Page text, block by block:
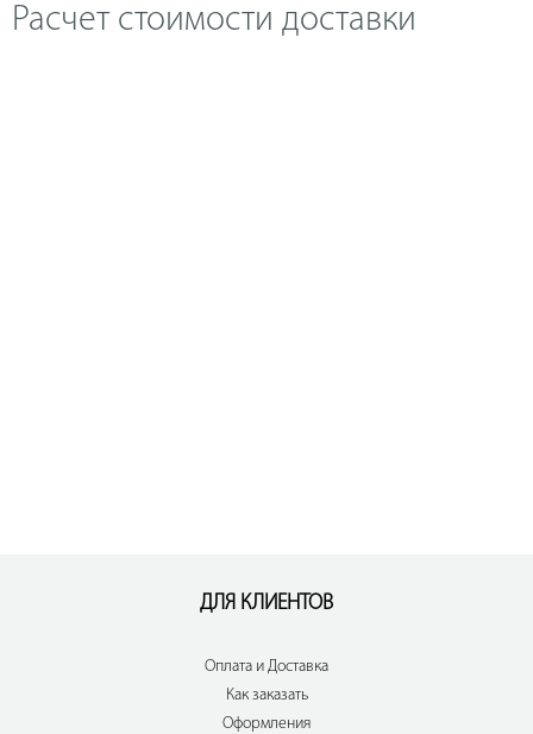
Расчет стоимости доставки
ДЛЯ КЛИЕНТОВ
Оплата и Доставка
Как заказать
Оформления